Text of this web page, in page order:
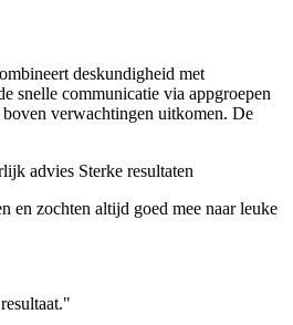
deskundigheid met
snelle communicatie via appgroepen
verwachtingen uitkomen. De
advies Sterke resultaten
en zochten altijd goed mee naar leuke